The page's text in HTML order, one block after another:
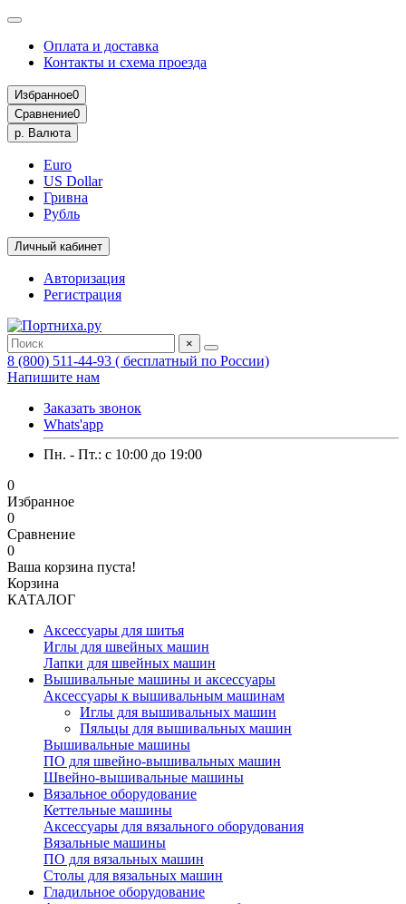
Оплата и доставка
Контакты и схема проезда
Избранное0
Сравнение0
р. Валюта
Euro
US Dollar
Гривна
Рубль
Личный кабинет
Авторизация
Регистрация
×
8 (800) 511-44-93 ( бесплатный по России)
Напишите нам
Заказать звонок
Whats'app
Пн. - Пт.: c 10:00 до 19:00
0
Избранное
0
Сравнение
0
Ваша корзина пуста!
Корзина
КАТАЛОГ
Аксессуары для шитья
Иглы для швейных машин
Лапки для швейных машин
Вышивальные машины и аксессуары
Аксессуары к вышивальным машинам
Иглы для вышивальных машин
Пяльцы для вышивальных машин
Вышивальные машины
ПО для швейно-вышивальных машин
Швейно-вышивальные машины
Вязальное оборудование
Кеттельные машины
Аксессуары для вязального оборудования
Вязальные машины
ПО для вязальных машин
Столы для вязальных машин
Гладильное оборудование